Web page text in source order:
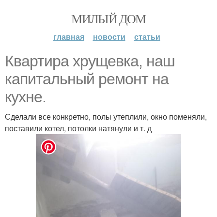
МИЛЫЙ ДОМ
главная новости статьи
Квартира хрущевка, наш
капитальный ремонт на
кухне.
Сделали все конкретно, полы утеплили, окно поменяли,
поставили котел, потолки натянули и т. д